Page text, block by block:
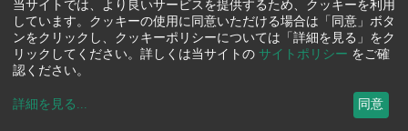
当サイトでは、より良いサービスを提供するため、クッキーを利用
しています。クッキーの使用に同意いただける場合は「同意」ボタ
ンをクリックし、クッキーポリシーについては「詳細を見る」をク
リックしてください。詳しくは当サイトの サイトポリシー をご確
認ください。
詳細を見る ... 同意